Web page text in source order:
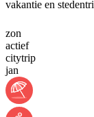
vakantie en
zon
actief
citytrip
jan